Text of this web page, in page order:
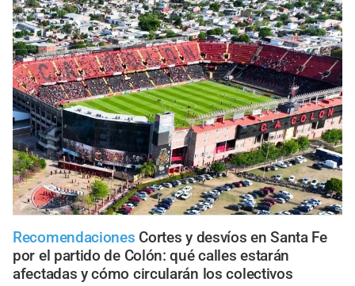
Recomendaciones Cortes y desvíos en Santa Fe
por el partido de Colón: qué calles estarán
afectadas y cómo circularán los colectivos